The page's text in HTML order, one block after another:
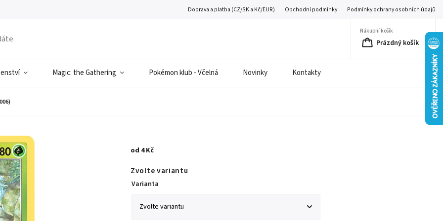
Doprava a platba (CZ/SK a Kč/EUR) Obchodní podmínky Podmínky ochrany osobních údajů
Nákupní košík
Prázdný košík
Magic: the Gathering Pokémon klub - Včelná Novinky Kontakty
od 4 Kč
Zvolte variantu
Varianta